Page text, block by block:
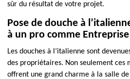
sûr du résultat de votre projet.
Pose de douche à
à un pro comme Entreprise
Les douches à l’italienne sont
des propriétaires. Non seulement ces
offrent une grand charme à la salle